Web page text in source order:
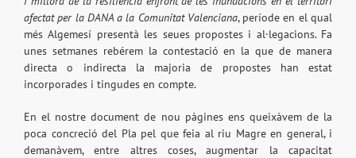
afectat per la DANA a la Comunitat Valenciana, període en el qual
més Algemesí presentà les seues propostes i al·legacions. Fa
unes setmanes rebérem la contestació en la que de manera
directa o indirecta la majoria de propostes han estat
incorporades i tingudes en compte.
En el nostre document de nou pàgines ens queixàvem de la
poca concreció del Pla pel que feia al riu Magre en general, i
demanàvem, entre altres coses, augmentar la capacitat